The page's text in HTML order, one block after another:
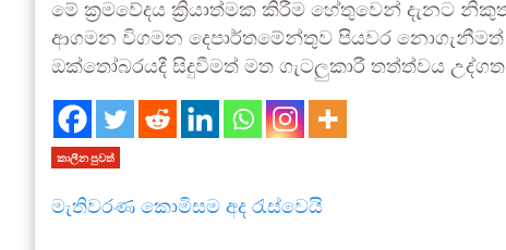
මේ ක්‍රමවේදය ක්‍රියාත්මක කිරීම හේතුවෙන් දැනට
ආගමන විගමන දෙපාර්තමේන්තුව පියවර
ඔක්තෝබරයදී සිදුවීමත් මත ගැටලුකාරී තත්ත්වය උද්ගත
කාලීන පුවත්
මැතිවරණ කොමිසම අද රැස්වෙයි